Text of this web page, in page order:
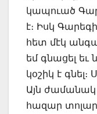
կապուած
է։ Իսկ
հետ մէկ
եմ գնացել
կօշիկ է
Այն
հազար